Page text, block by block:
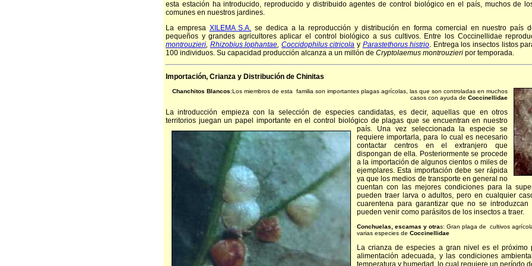
esta estación ha introducido, reproducido y distribuido agentes de control biológico en el país, muchos de
comunes en nuestros jardines.
La empresa XILEMA S.A. se dedica a la reproducción y distribución en forma comercial en nuestro país
pequeños y grandes agricultores aplicar el control biológico a sus cultivos. Entre los Coccinellidae
montrouzieri, Rhizobius lophantae, Coccidophilus citricola y Parastethorus histrio. Entrega los insectos listos
100 individuos. Su capacidad producción alcanza a un millón de Cryptolaemus montrouzieri por temporada.
Importación, Crianza y Distribución de Chinitas
Chanchitos Blancos:Los miembros de esta familia son importantes plagas agrícolas, las que son controladas en muchos
casos con ayuda de Coccinellidae
La introducción empieza con la selección de especies candidatas, es decir, aquellas que en otros
territorios juegan un papel importante en el control biológico de plagas que se encuentran en nuestro
país. Una vez seleccionada la especie se
requiere importarla, para lo cual es necesario
contactar centros en el extranjero que
dispongan de ella. Posteriormente se procede
a la importación de algunos cientos o miles de
ejemplares. Esta importación debe ser rápida
ya que los medios de transporte en general no
cuentan con las mejores condiciones para la
pueden traer larva o adultos, pero en cualquier
cuarentena para garantizar que no se
pueden venir como parásitos de los insectos a traer.
Conchuelas, escamas y otras: Gran plaga de cultivos
varias especies de Coccinellidae
La crianza de especies a gran nivel es el
alimentación adecuada, y las condiciones
temperatura y humedad, lo cual requiere un período